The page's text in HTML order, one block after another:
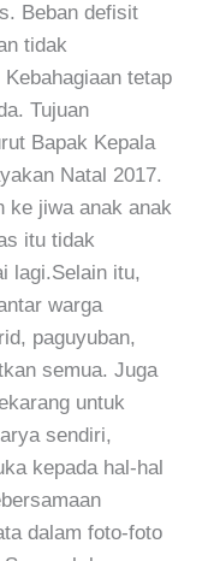
Beban defisit
tidak
tetap
Tujuan
Bapak Kepala
Natal 2017.
ke jiwa anak anak
itu tidak
lagi.Selain itu,
warga
paguyuban,
semua. Juga
untuk
sendiri,
kepada hal-hal
dalam foto-foto